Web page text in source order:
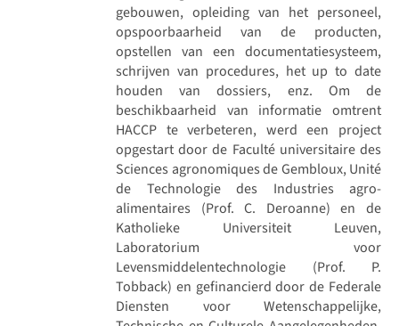
gebouwen, opleiding van het personeel,
opspoorbaarheid van de producten,
opstellen van een documentatiesysteem,
schrijven van procedures, het up to date
houden van dossiers, enz. Om de
beschikbaarheid van informatie omtrent
HACCP te verbeteren, werd een project
opgestart door de Faculté universitaire des
Sciences agronomiques de Gembloux, Unité
de Technologie des Industries agro-
alimentaires (Prof. C. Deroanne) en de
Katholieke Universiteit Leuven,
Laboratorium voor
Levensmiddelentechnologie (Prof. P.
Tobback) en gefinancierd door de Federale
Diensten voor Wetenschappelijke,